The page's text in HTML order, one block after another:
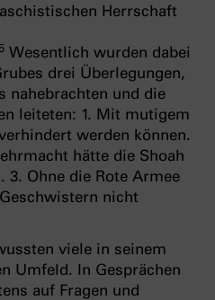
Herrschaft
5 Wesentlich wurden dabei
drei Überlegungen,
nahebrachten und die
leiteten: 1. Mit mutigem
werden können.
hätte die Shoah
Ohne die Rote Armee
nicht
viele in seinem
Umfeld. In Gesprächen
auf Fragen und